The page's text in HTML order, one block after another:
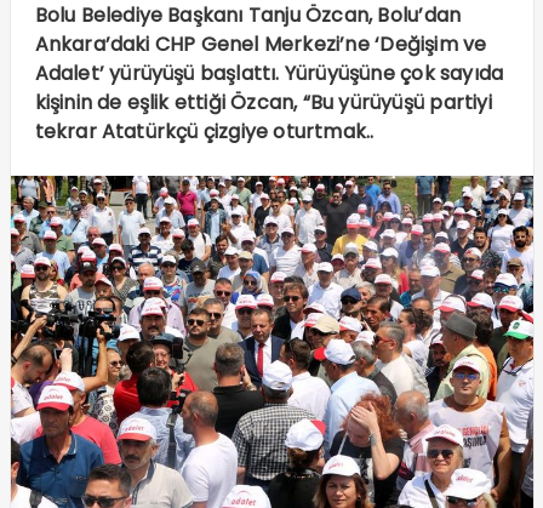
Bolu Belediye Başkanı Tanju Özcan, Bolu’dan
Ankara’daki CHP Genel Merkezi’ne ‘Değişim ve
Adalet’ yürüyüşü başlattı. Yürüyüşüne çok sayıda
kişinin de eşlik ettiği Özcan, “Bu yürüyüşü partiyi
tekrar Atatürkçü çizgiye oturtmak..